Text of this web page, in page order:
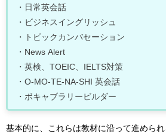
・日常英会話
・ビジネスイングリッシュ
・トピックカンバセーション
・News Alert
・英検、TOEIC、IELTS対策
・O-MO-TE-NA-SHI 英会話
・ボキャブラリービルダー
基本的に、これらは教材に沿って進められ